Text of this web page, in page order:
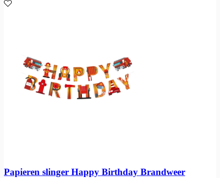
Papieren slinger Happy Birthday Brandweer